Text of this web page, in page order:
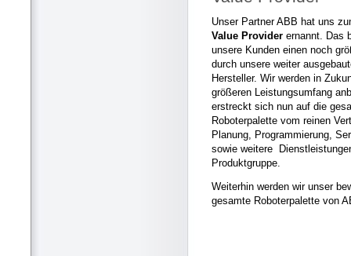
Unser Partner ABB hat uns
Value Provider ernannt. Das
unsere Kunden einen noch
durch unsere weiter
Hersteller. Wir werden in
größeren Leistungsumfang
erstreckt sich nun auf die
Roboterpalette vom reinen
Planung, Programmierung,
sowie weitere
Produktgruppe.
Weiterhin werden wir unser
gesamte Roboterpalette von